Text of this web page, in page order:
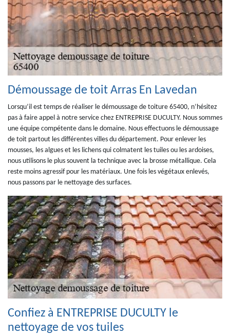
Démoussage de toit Arras En Lavedan
Lorsqu’il est temps de réaliser le démoussage de toiture 65400, n’hésitez
pas à faire appel à notre service chez ENTREPRISE DUCULTY. Nous sommes
une équipe compétente dans le domaine. Nous effectuons le démoussage
de toit partout les différentes villes du département. Pour enlever les
mousses, les algues et les lichens qui colmatent les tuiles ou les ardoises,
nous utilisons le plus souvent la technique avec la brosse métallique. Cela
reste moins agressif pour les matériaux. Une fois les végétaux enlevés,
nous passons par le nettoyage des surfaces.
Confiez à ENTREPRISE DUCULTY le
nettoyage de vos tuiles